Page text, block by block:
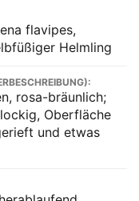
flavipes,
Helmling
rosa-bräunlich;
Oberfläche
und etwas